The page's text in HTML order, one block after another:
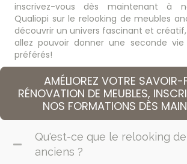
inscrivez-vous dès maintenant à
Qualiopi sur le relooking de meubles
découvrir un univers fascinant et
allez pouvoir donner une seconde
préférés!
AMÉLIOREZ VOTRE SAVOIR-
RÉNOVATION DE MEUBLES,
NOS FORMATIONS DÈS
Qu'est-ce que le relooking
anciens ?